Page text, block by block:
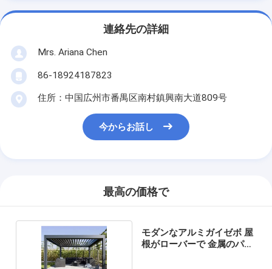
連絡先の詳細
Mrs. Ariana Chen
86-18924187823
住所：中国広州市番禺区南村鎮興南大道809号
今からお話し
最高の価格で
モダンなアルミガイゼボ 屋
根がローバーで 金属のパー